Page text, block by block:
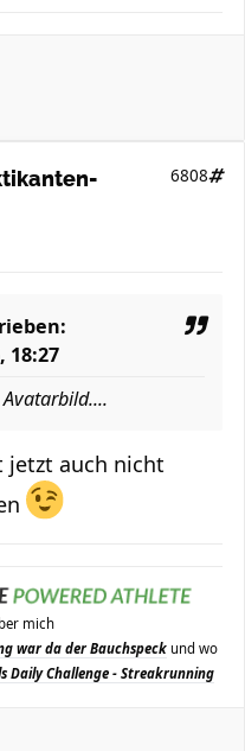
6808
18:27
jetzt auch nicht
mich
war da der Bauchspeck und wo
Daily Challenge - Streakrunning